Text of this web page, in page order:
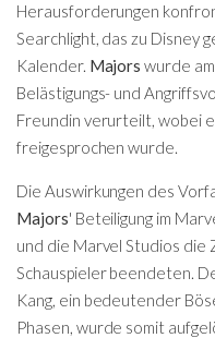
Herausforderungen
Searchlight, das zu Disney
Kalender. Majorswurde
Belästigungs- und
Freundin verurteilt, wobei
freigesprochen wurde.
Die Auswirkungen des
Majors' Beteiligung im
und die Marvel Studios die
Schauspieler beendeten.
Kang, ein bedeutender
Phasen, wurde somit